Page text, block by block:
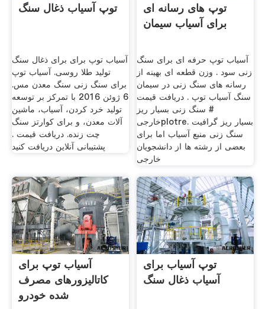
توپ آسیاب ذغال سنگ
آسیاب توپ برای برای ذغال سنگ
تولید طلا روسی. آسیاب توپ
برای سنگ زنی سنگ معدن مس.
6 ژوئن 2016 با تمرکز بر توسعه
تولید خرد کردن، آسیاب، ماشین
آلات معدن، و برای کوارتز سنگ
چت زنده. دریافت قیمت .
پشتیبانی آنلاین دریافت کنید
توپ های رسانه ای
برای آسیاب سیمان
آسیاب توپ حرفه ای برای سنگ
زنی سود . وزن قطعه ای بهینه از
رسانه های سنگ زنی در سیمان
سنگ آسیاب توپ . دریافت قیمت
# سنگ زنی بسیار ریز
خارجیplotre. بسیار ریز گرافیت
سنگ زنی منبع آسیاب اما برای
بعضی از رشته ها از دانشجویان
خارجی
آسیاب توپ برای
کاتالیزورهای مصرف
شده خودرو
توپ آسیاب برای
آسیاب ذغال سنگ